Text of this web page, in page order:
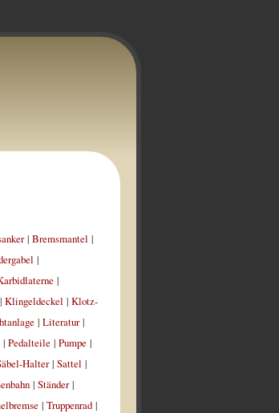
| Bremsmantel |
|
|
| Klingeldeckel | Klotz-
| Literatur|
| Pedalteile| Pumpe|
Halter| Sattel |
| Ständer|
| Truppenrad|